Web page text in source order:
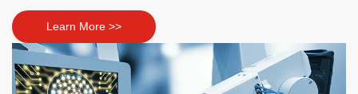
Learn More >>